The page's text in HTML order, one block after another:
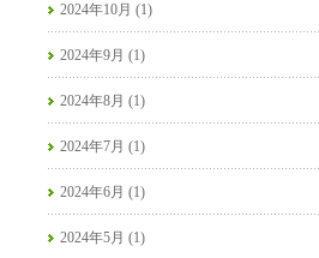
2024年10月 (1)
2024年9月 (1)
2024年8月 (1)
2024年7月 (1)
2024年6月 (1)
2024年5月 (1)